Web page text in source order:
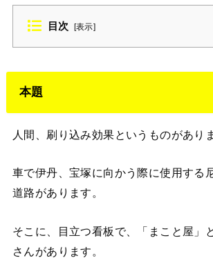
目次 [表示]
本題
人間、刷り込み効果というものがあり
車で伊丹、宝塚に向かう際に使用する
道路があります。
そこに、目立つ看板で、「まこと屋」
さんがあります。